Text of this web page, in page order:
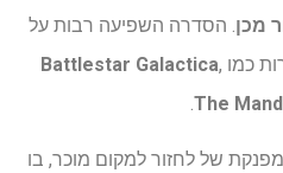
. הסדרה השפיעה רבות על
כמו Battlestar Galactica,
The
של לחזור למקום מוכר, בו